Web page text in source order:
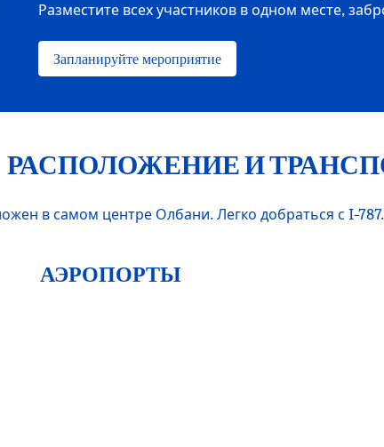
Разместите всех участников в одном месте,
Запланируйте мероприятие
РАСПОЛОЖЕНИЕ И
в самом центре Олбани. Легко добраться с I-
АЭРОПОРТЫ